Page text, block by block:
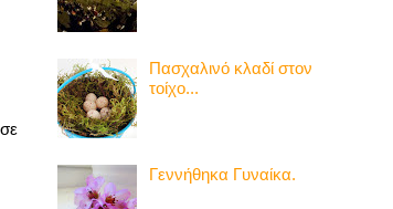
Πασχαλινό κλαδί στον
τοίχο...
Γεννήθηκα Γυναίκα.